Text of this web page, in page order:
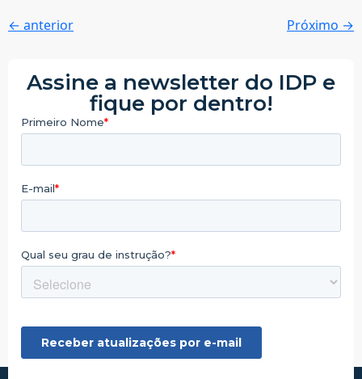
← anterior Próximo →
Assine a newsletter do IDP e
fique por dentro!